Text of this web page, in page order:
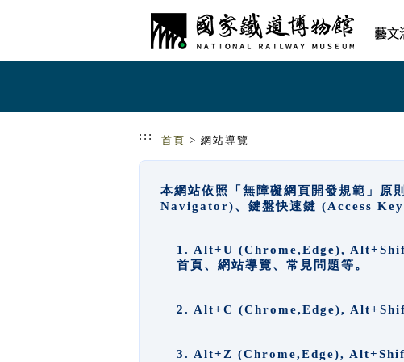
::: 首頁 > 網站導覽
本網站依照「無障礙網頁開發規範」
Navigator)、鍵盤快速鍵 (Access
1. Alt+U (Chrome,Edge),
首頁、網站導覽、常見問題等。
2. Alt+C (Chrome,Edge),
3. Alt+Z (Chrome,Edge),